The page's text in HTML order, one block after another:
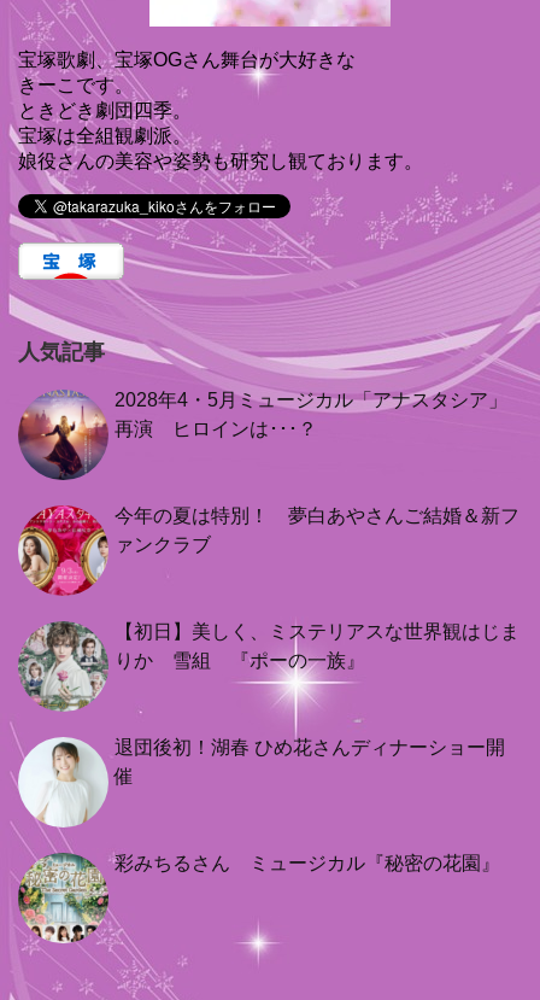
宝塚歌劇、宝塚OGさん舞台が大好きな
きーこです。
ときどき劇団四季。
宝塚は全組観劇派。
娘役さんの美容や姿勢も研究し観ております。
人気記事
2028年4・5月ミュージカル「アナスタシア」
再演 ヒロインは･･･？
今年の夏は特別！ 夢白あやさんご結婚＆新フ
ァンクラブ
【初日】美しく、ミステリアスな世界観はじま
りか 雪組 『ポーの一族』
退団後初！湖春 ひめ花さんディナーショー開
催
彩みちるさん ミュージカル『秘密の花園』